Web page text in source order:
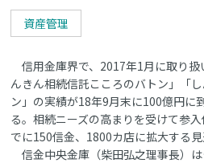
資産管理
信用金庫界で、2017年1月に取り扱
んきん相続信託こころのバトン」「
ン」の実績が18年9月末に100億円に
る。相続ニーズの高まりを受けて参
でに150信金、1800カ店に拡大する見
信金中央金庫（柴田弘之理事長）